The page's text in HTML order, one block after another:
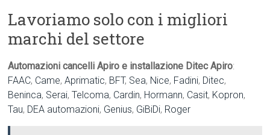
Lavoriamo solo con i migliori
marchi del settore
Automazioni cancelli Apiro e installazione Ditec Apiro:
FAAC, Came,Aprimatic, BFT, Sea, Nice, Fadini, Ditec,
Beninca, Serai,Telcoma, Cardin, Hormann, Casit, Kopron,
Tau, DEA automazioni, Genius, GiBiDi, Roger